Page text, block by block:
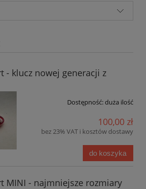
- klucz nowej generacji z
Dostępność:duża ilość
100,00 zł
bez 23% VAT i kosztów dostawy
do koszyka
MINI - najmniejsze rozmiary